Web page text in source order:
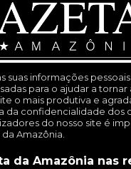
suas informações
para o ajudar a tornar
o mais produtiva e
da confidencialidade dos
do nosso site é
Amazônia.
da Amazônia nas